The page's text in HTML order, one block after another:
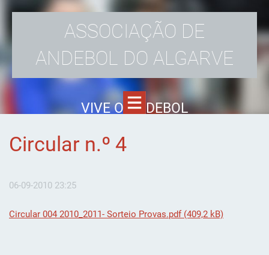
ASSOCIAÇÃO DE
ANDEBOL DO ALGARVE
VIVE O ANDEBOL
Circular n.º 4
06-09-2010 23:25
Circular 004 2010_2011- Sorteio Provas.pdf (409,2 kB)